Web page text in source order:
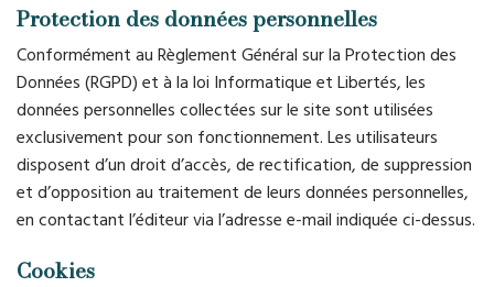
Protection des données personnelles
Conformément au Règlement Général sur la Protection des
Données (RGPD) et à la loi Informatique et Libertés, les
données personnelles collectées sur le site sont utilisées
exclusivement pour son fonctionnement. Les utilisateurs
disposent d’un droit d’accès, de rectification, de suppression
et d’opposition au traitement de leurs données personnelles,
en contactant l’éditeur via l’adresse e-mail indiquée ci-dessus.
Cookies